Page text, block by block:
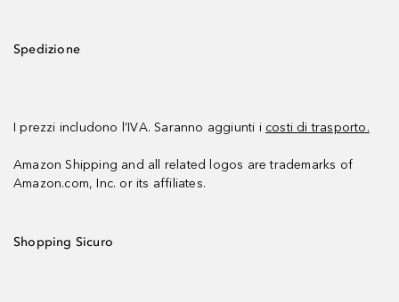
Spedizione
I prezzi includono l’IVA. Saranno aggiunti i costi di trasporto.
Amazon Shipping and all related logos are trademarks of
Amazon.com, Inc. or its affiliates.
Shopping Sicuro